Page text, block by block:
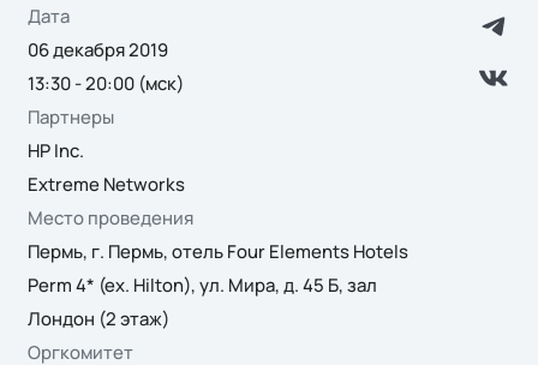
Дата
06 декабря 2019
13:30 - 20:00 (мск)
Партнеры
HP Inc.
Extreme Networks
Место проведения
Пермь, г. Пермь, отель Four Elements Hotels
Perm 4* (ex. Hilton), ул. Мира, д. 45 Б, зал
Лондон (2 этаж)
Оргкомитет